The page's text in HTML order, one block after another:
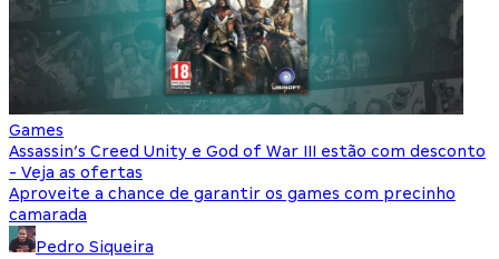
Games
Assassin’s Creed Unity e God of War III estão com desconto
- Veja as ofertas
Aproveite a chance de garantir os games com precinho
camarada
Pedro Siqueira